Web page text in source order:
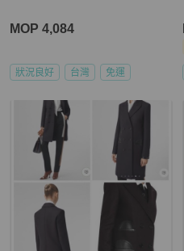
MOP 4,084
狀況良好 台灣 免運